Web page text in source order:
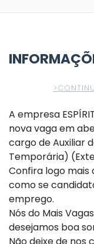
A empresa
nova vaga em
cargo de Auxiliar
Temporária)
Confira logo mais
como se
emprego.
Nós do Mais
desejamos boa